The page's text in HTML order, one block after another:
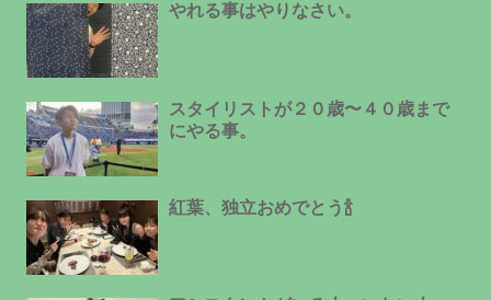
やれる事はやりなさい。
スタイリストが２０歳〜４０歳まで
にやる事。
紅葉、独立おめでとう🍾